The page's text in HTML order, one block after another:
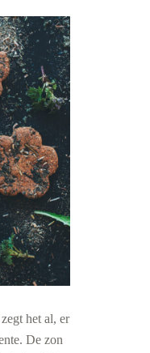
het al, er
De zon